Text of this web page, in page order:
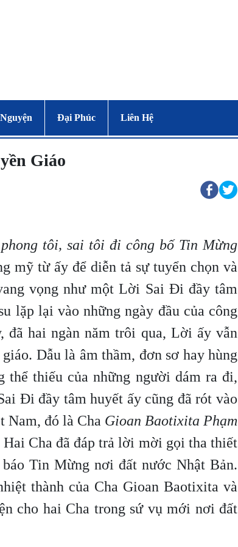
Đại Phúc Liên Hệ
Giáo
tôi, sai tôi đi công bố Tin Mừng
mỹ từ ấy để diễn tả sự tuyển chọn và
vọng như một Lời Sai Đi đầy tâm
lặp lại vào những ngày đầu của công
đã hai ngàn năm trôi qua, Lời ấy vẫn
Dẫu là âm thầm, đơn sơ hay hùng
thiếu của những người dám ra đi,
Đi đầy tâm huyết ấy cũng đã rót vào
đó là Cha Gioan Baotixita Phạm
Hai Cha đã đáp trả lời mời gọi tha thiết
Tin Mừng nơi đất nước Nhật Bản.
thành của Cha Gioan Baotixita và
cho hai Cha trong sứ vụ mới nơi đất